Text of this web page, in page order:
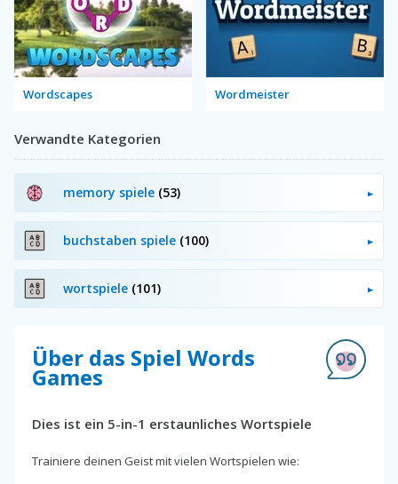
Wordscapes Wordmeister
Verwandte Kategorien
memory spiele (53)
buchstaben spiele (100)
wortspiele (101)
Über das Spiel Words
Games
Dies ist ein 5-in-1 erstaunliches Wortspiele
Trainiere deinen Geist mit vielen Wortspielen wie: